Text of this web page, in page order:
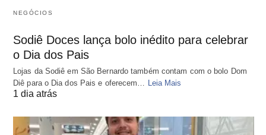
NEGÓCIOS
Sodiê Doces lança bolo inédito para celebrar
o Dia dos Pais
Lojas da Sodiê em São Bernardo também contam com o bolo Dom
Diê para o Dia dos Pais e oferecem…
Leia Mais
1 dia atrás